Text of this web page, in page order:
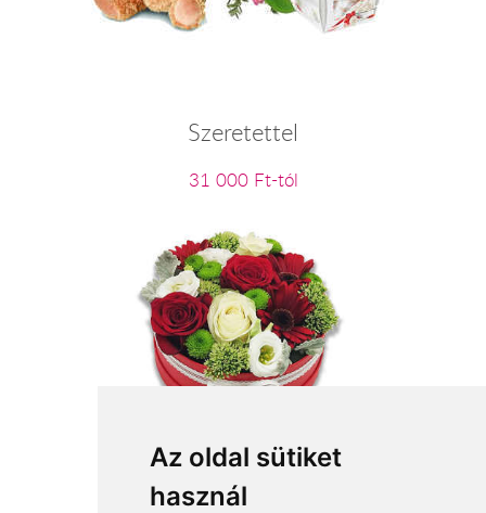
Az oldal sütiket
használ
Szeretettel
31 000 Ft-tól
Fantázia
28 750 Ft-tól